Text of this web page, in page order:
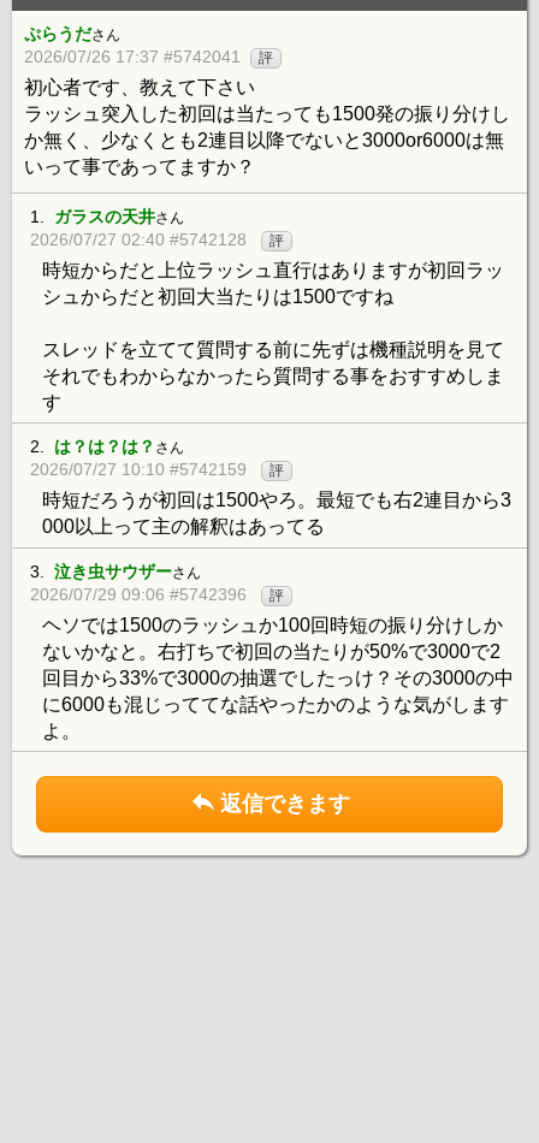
ぷらうださん
2026/07/26 17:37 #5742041 評
初心者です、教えて下さい
ラッシュ突入した初回は当たっても1500発の振り分けし
か無く、少なくとも2連目以降でないと3000or6000は無
いって事であってますか？
1. ガラスの天井さん
2026/07/27 02:40 #5742128 評
時短からだと上位ラッシュ直行はありますが初回ラッ
シュからだと初回大当たりは1500ですね
スレッドを立てて質問する前に先ずは機種説明を見て
それでもわからなかったら質問する事をおすすめしま
す
2. は？は？は？ さん
2026/07/27 10:10 #5742159 評
時短だろうが初回は1500やろ。最短でも右2連目から3
000以上って主の解釈はあってる
3. 泣き虫サウザーさん
2026/07/29 09:06 #5742396 評
ヘソでは1500のラッシュか100回時短の振り分けしか
ないかなと。右打ちで初回の当たりが50%で3000で2
回目から33%で3000の抽選でしたっけ？その3000の中
に6000も混じっててな話やったかのような気がします
よ。
返信できます